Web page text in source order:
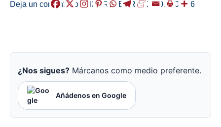
Deja un comentario /EIBAR ,HERRIAK /2019-02-06
¿Nos sigues? Márcanos como medio preferente.
Añádenos en Google